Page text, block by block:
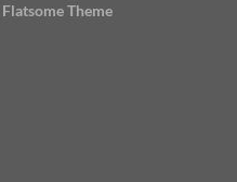
Flatsome Theme